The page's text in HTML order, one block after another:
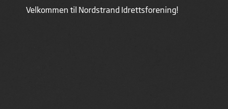
Velkommen til Nordstrand Idrettsforening!